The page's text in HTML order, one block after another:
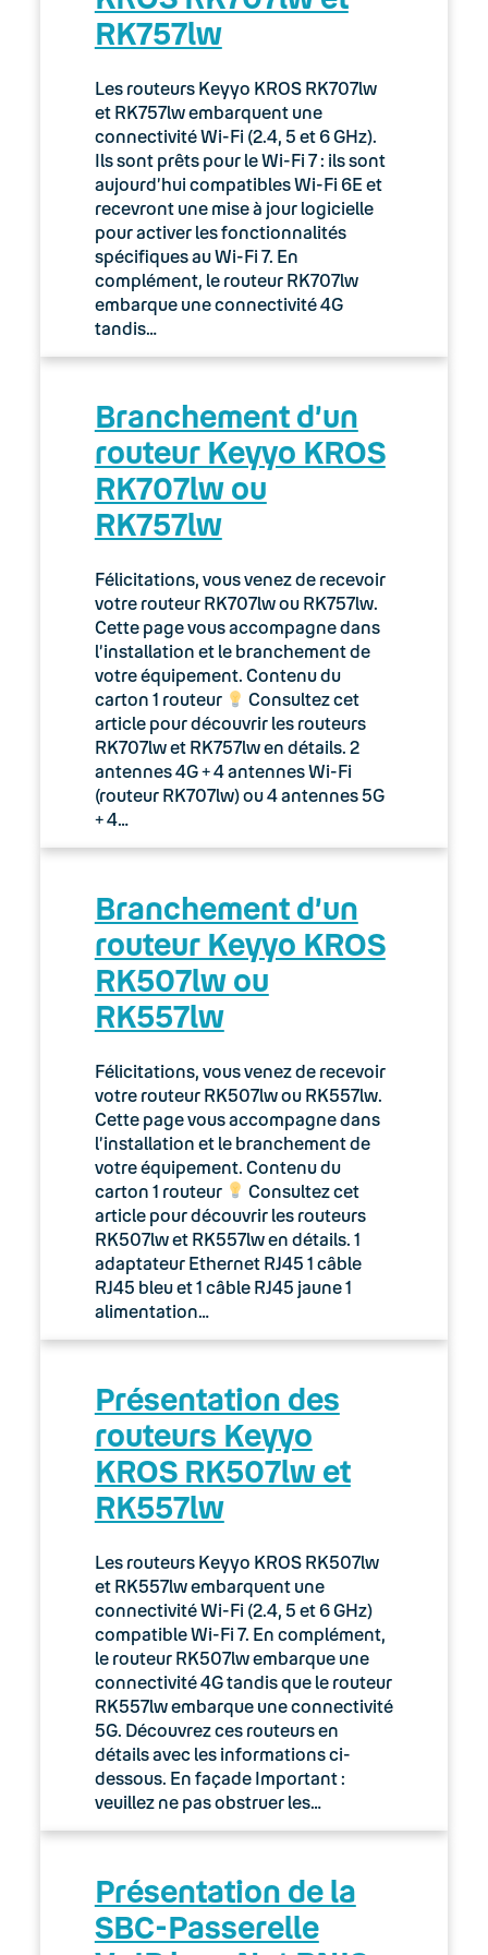
03. Accès Internet
04. Téléphonie fixe
05. Téléphonie Mobile
06. Cybersécurité
Keyyo Connect
Keyyo Visio
RK757lw
Les routeurs Keyyo KROS RK707lw
et RK757lw embarquent une
connectivité Wi-Fi (2.4, 5 et 6 GHz).
Ils sont prêts pour le Wi-Fi 7 : ils sont
aujourd’hui compatibles Wi-Fi 6E et
recevront une mise à jour logicielle
pour activer les fonctionnalités
spécifiques au Wi-Fi 7. En
complément, le routeur RK707lw
embarque une connectivité 4G
tandis…
Branchement d’un
routeur Keyyo KROS
RK707lw ou
RK757lw
Félicitations, vous venez de recevoir
votre routeur RK707lw ou RK757lw.
Cette page vous accompagne dans
l’installation et le branchement de
votre équipement. Contenu du
carton 1 routeur
Consultez cet
article pour découvrir les routeurs
RK707lw et RK757lw en détails. 2
antennes 4G + 4 antennes Wi-Fi
(routeur RK707lw) ou 4 antennes 5G
+ 4…
Branchement d’un
routeur Keyyo KROS
RK507lw ou
RK557lw
Félicitations, vous venez de recevoir
votre routeur RK507lw ou RK557lw.
Cette page vous accompagne dans
l’installation et le branchement de
votre équipement. Contenu du
carton 1 routeur
Consultez cet
article pour découvrir les routeurs
RK507lw et RK557lw en détails. 1
adaptateur Ethernet RJ45 1 câble
RJ45 bleu et 1 câble RJ45 jaune 1
alimentation…
Présentation des
routeurs Keyyo
KROS RK507lw et
RK557lw
Les routeurs Keyyo KROS RK507lw
et RK557lw embarquent une
connectivité Wi-Fi (2.4, 5 et 6 GHz)
compatible Wi-Fi 7. En complément,
le routeur RK507lw embarque une
connectivité 4G tandis que le routeur
RK557lw embarque une connectivité
5G. Découvrez ces routeurs en
détails avec les informations ci-
dessous. En façade Important :
veuillez ne pas obstruer les…
Présentation de la
SBC-Passerelle